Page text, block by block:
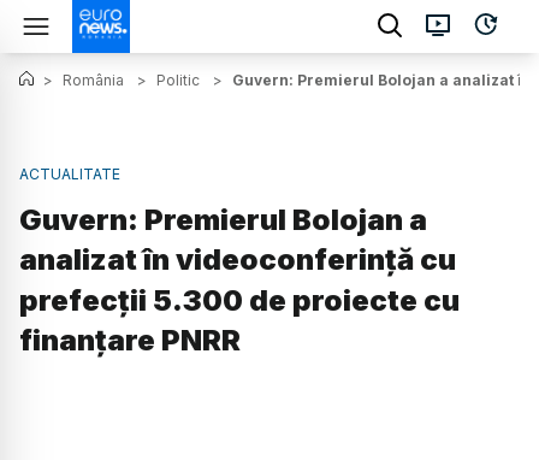
> România > Politic > Guvern: Premierul Bolojan a analizat
ACTUALITATE
Guvern: Premierul Bolojan a
analizat în videoconferință cu
prefecții 5.300 de proiecte cu
finanțare PNRR